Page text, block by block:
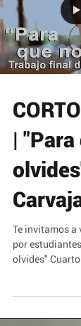
|
Te invitamos a
olvides"